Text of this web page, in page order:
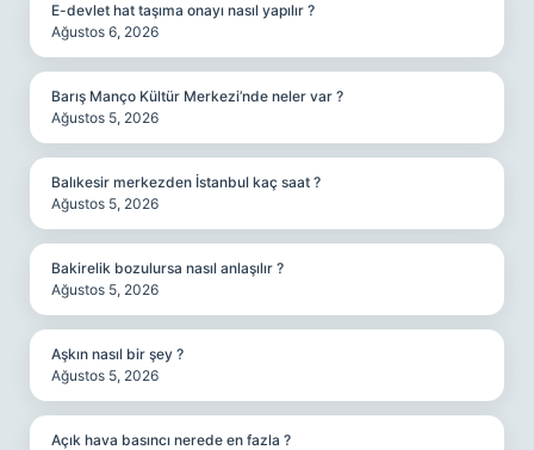
E-devlet hat taşıma onayı nasıl yapılır ?
Ağustos 6, 2026
Barış Manço Kültür Merkezi’nde neler var ?
Ağustos 5, 2026
Balıkesir merkezden İstanbul kaç saat ?
Ağustos 5, 2026
Bakirelik bozulursa nasıl anlaşılır ?
Ağustos 5, 2026
Aşkın nasıl bir şey ?
Ağustos 5, 2026
Açık hava basıncı nerede en fazla ?